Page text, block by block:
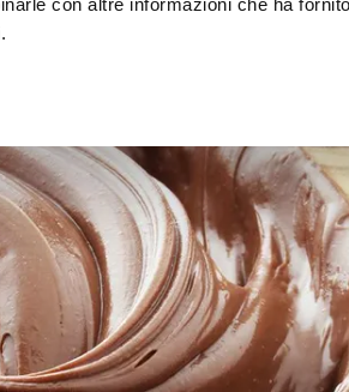
con altre informazioni che ha